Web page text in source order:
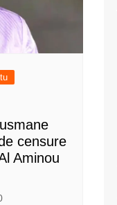
censure
Aminou